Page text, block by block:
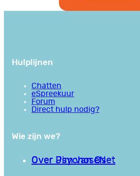
Hulplijnen
Chatten
eSpreekuur
Forum
Direct hulp nodig?
Wie zijn we?
Over PsychoseNet
Over Jim van Os